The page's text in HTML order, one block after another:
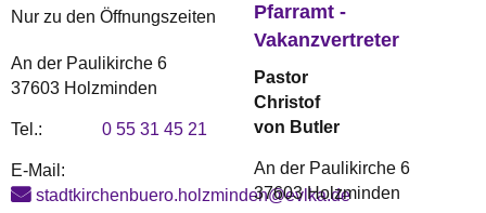
Nur zu den Öffnungszeiten
An der Paulikirche 6
37603 Holzminden
Tel.: 0 55 31 45 21
E-Mail:
stadtkirchenbuero.holzminden@evlka.de
Pfarramt -
Vakanzvertreter
Pastor
Christof
von Butler
An der Paulikirche 6
37603 Holzminden